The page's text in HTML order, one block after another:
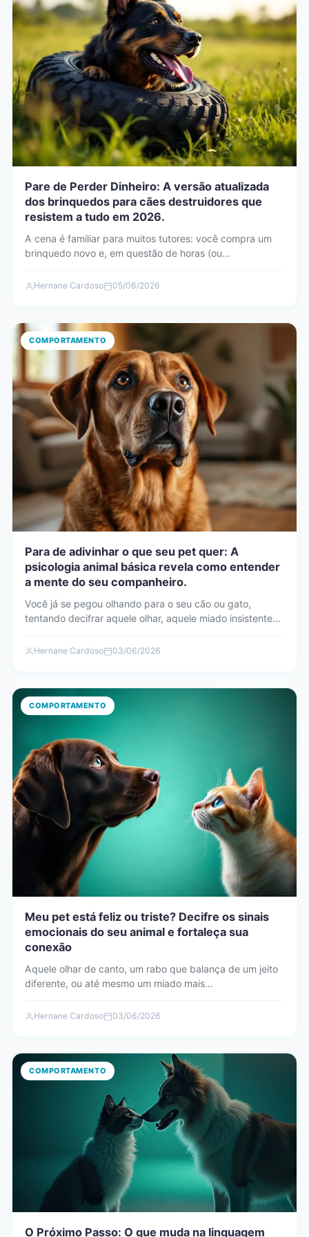
Pare de Perder Dinheiro: A versão atualizada
dos brinquedos para cães destruidores que
resistem a tudo em 2026.
A cena é familiar para muitos tutores: você compra um
brinquedo novo e, em questão de horas (ou…
Hernane Cardoso 05/06/2026
COMPORTAMENTO
Para de adivinhar o que seu pet quer: A
psicologia animal básica revela como entender
a mente do seu companheiro.
Você já se pegou olhando para o seu cão ou gato,
tentando decifrar aquele olhar, aquele miado insistente…
Hernane Cardoso 03/06/2026
COMPORTAMENTO
Meu pet está feliz ou triste? Decifre os sinais
emocionais do seu animal e fortaleça sua
conexão
Aquele olhar de canto, um rabo que balança de um jeito
diferente, ou até mesmo um miado mais…
Hernane Cardoso 03/06/2026
COMPORTAMENTO
O Próximo Passo: O que muda na linguagem